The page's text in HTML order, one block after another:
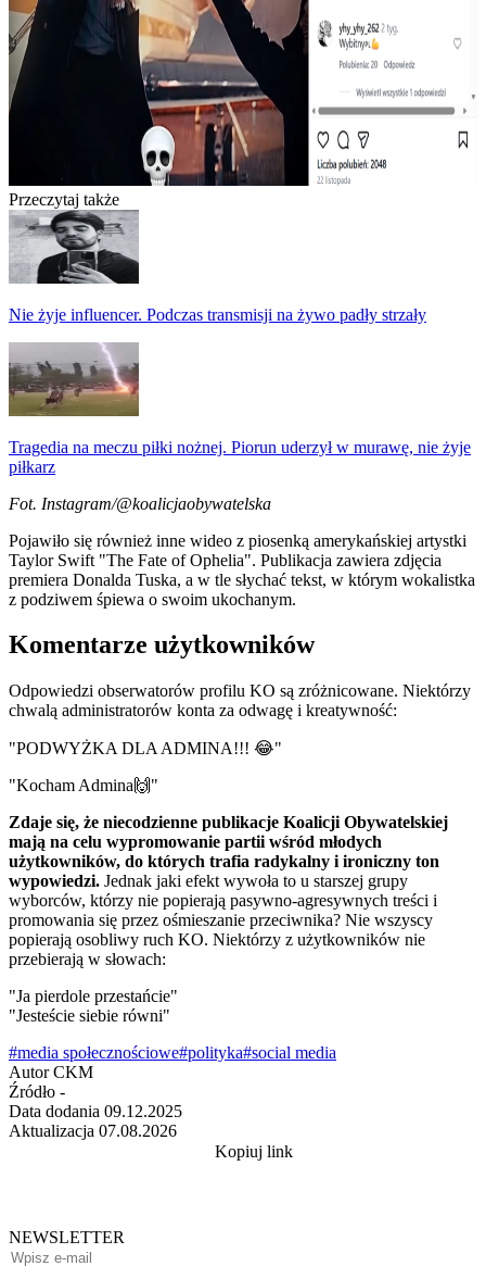
Przeczytaj także
Nie żyje influencer. Podczas transmisji na żywo padły strzały
Tragedia na meczu piłki nożnej. Piorun uderzył w murawę, nie żyje
piłkarz
Fot. Instagram/@koalicjaobywatelska
Pojawiło się również inne wideo z piosenką amerykańskiej artystki
Taylor Swift "The Fate of Ophelia". Publikacja zawiera zdjęcia
premiera Donalda Tuska, a w tle słychać tekst, w którym wokalistka
z podziwem śpiewa o swoim ukochanym.
Komentarze użytkowników
Odpowiedzi obserwatorów profilu KO są zróżnicowane. Niektórzy
chwalą administratorów konta za odwagę i kreatywność:
"PODWYŻKA DLA ADMINA!!! 😂"
"Kocham Admina🙌"
Zdaje się, że niecodzienne publikacje Koalicji Obywatelskiej
mają na celu wypromowanie partii wśród młodych
użytkowników, do których trafia radykalny i ironiczny ton
wypowiedzi. Jednak jaki efekt wywoła to u starszej grupy
wyborców, którzy nie popierają pasywno-agresywnych treści i
promowania się przez ośmieszanie przeciwnika? Nie wszyscy
popierają osobliwy ruch KO. Niektórzy z użytkowników nie
przebierają w słowach:
"Ja pierdole przestańcie"
"Jesteście siebie równi"
#media społecznościowe#polityka#social media
Autor CKM
Źródło -
Data dodania 09.12.2025
Aktualizacja 07.08.2026
Kopiuj link
NEWSLETTER